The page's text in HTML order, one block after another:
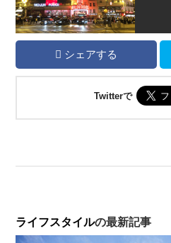
シェアする
Twitterで
ライフスタイルの最新記事